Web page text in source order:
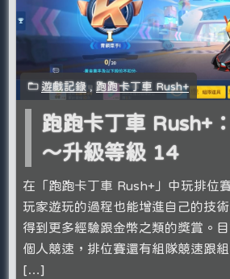
遊戲記錄, 跑跑卡丁車 Rush+
跑跑卡丁車 Rush+
～升級等級 14
在「跑跑卡丁車 Rush+」中玩排位
玩家遊玩的過程也能增進自己的技
得到更多經驗跟金幣之類的獎賞。
個人競速，排位賽還有組隊競速跟
[…]